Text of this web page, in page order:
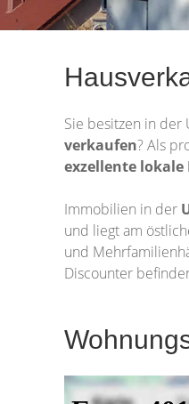
Sie besitzen in der
verkaufen? Als
exzellente
Immobilien in der
und liegt am
und
Discounter